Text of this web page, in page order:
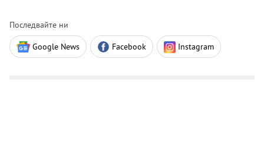
Последвайте ни
Google News Facebook Instagram